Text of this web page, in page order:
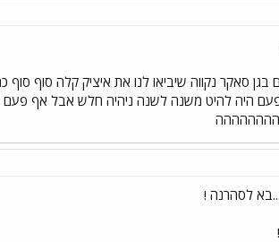
סאקר נקווה שיביאו לנו את איציק קלה סוף סוף
היה להיט משנה לשנה ניהיה חלש אבל אף פעם
לסהרנה !